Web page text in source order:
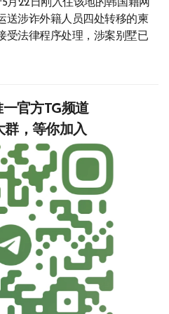
月22日刚入住该地的韩国籍网
送涉诈外籍人员四处转移的柬
受法律程序处理，涉案别墅已
一官方TG频道
群，等你加入‍‍‍‍‍‍‍‍‍‍‍‍‍